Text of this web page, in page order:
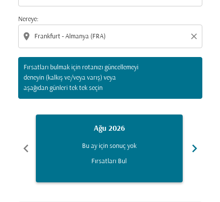
Nereye:
location_on close
Fırsatları bulmak için rotanızı güncellemeyi
deneyin (kalkış ve/veya varış) veya
aşağıdan günleri tek tek seçin
chevron_left
Ağu 2026
Bu ay için sonuç yok
Fırsatları Bul
chevron_right